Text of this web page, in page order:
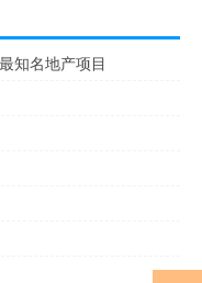
知名地产项目